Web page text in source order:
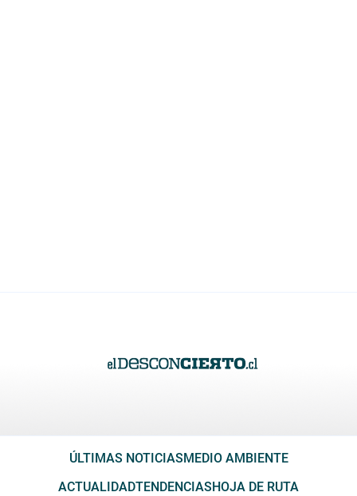
ÚLTIMAS NOTICIAS MEDIO AMBIENTE
ACTUALIDADTENDENCIAS HOJA DE RUTA